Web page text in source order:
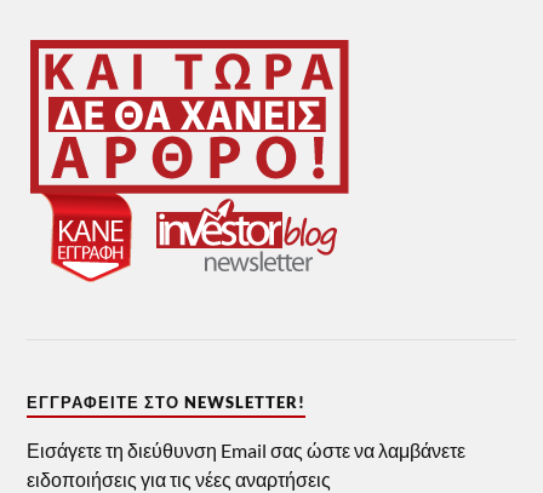
ΕΓΓΡΑΦΕΊΤΕ ΣΤΟ NEWSLETTER!
Εισάγετε τη διεύθυνση Email σας ώστε να λαμβάνετε
ειδοποιήσεις για τις νέες αναρτήσεις